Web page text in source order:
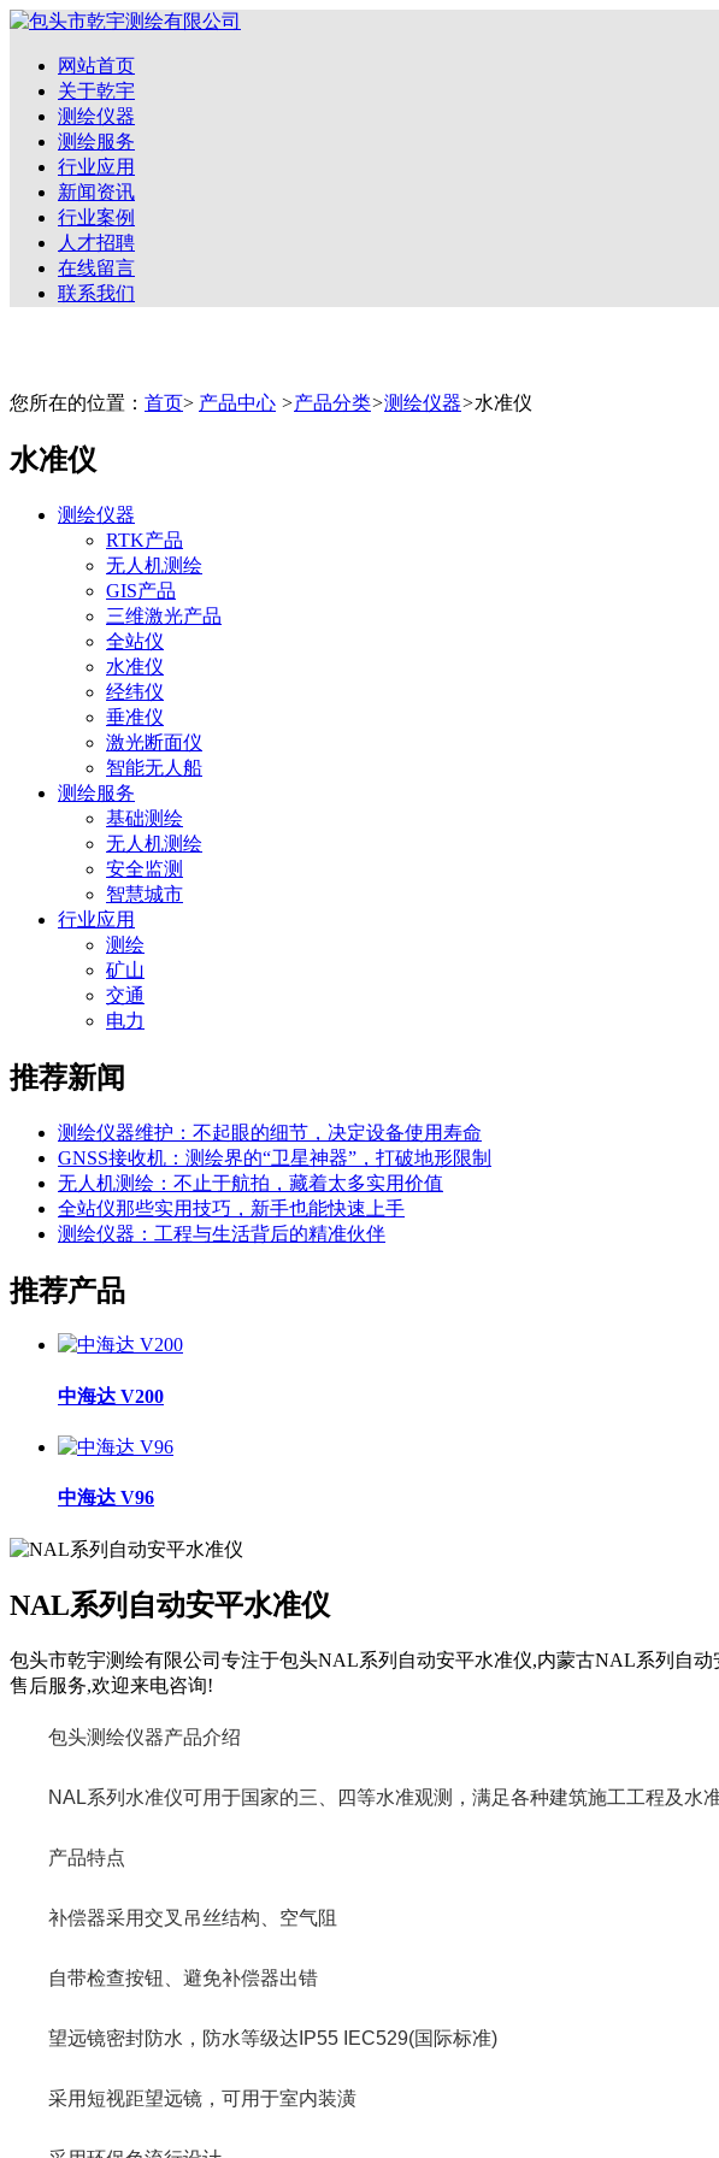
网站首页
关于乾宇
测绘仪器
测绘服务
行业应用
新闻资讯
行业案例
人才招聘
在线留言
联系我们
您所在的位置： 首页> 产品中心 >产品分类>测绘仪器>水准仪
水准仪
测绘仪器
RTK产品
无人机测绘
GIS产品
三维激光产品
全站仪
水准仪
经纬仪
垂准仪
激光断面仪
智能无人船
测绘服务
基础测绘
无人机测绘
安全监测
智慧城市
行业应用
测绘
矿山
交通
电力
推荐新闻
测绘仪器维护：不起眼的细节，决定设备使用寿命
GNSS接收机：测绘界的“卫星神器”，打破地形限制
无人机测绘：不止于航拍，藏着太多实用价值
全站仪那些实用技巧，新手也能快速上手
测绘仪器：工程与生活背后的精准伙伴
推荐产品
中海达 V200
中海达 V96
NAL系列自动安平水准仪
包头市乾宇测绘有限公司专注于包头NAL系列自动安平水准仪,内蒙古NAL系列自
售后服务,欢迎来电咨询!
包头测绘仪器产品介绍
NAL系列水准仪可用于国家的三、四等水准观测，满足各种建筑施工工程及水
产品特点
补偿器采用交叉吊丝结构、空气阻
自带检查按钮、避免补偿器出错
望远镜密封防水，防水等级达IP55 IEC529(国际标准)
采用短视距望远镜，可用于室内装潢